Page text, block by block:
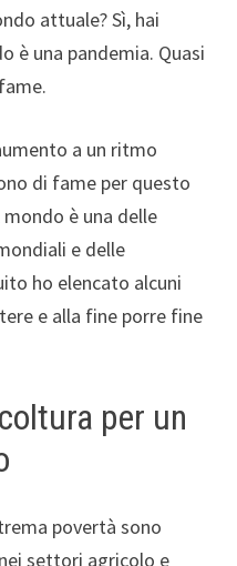
attuale? Sì, hai
è una pandemia. Quasi
a un ritmo
di fame per questo
è una delle
e delle
ho elencato alcuni
e alla fine porre fine
per un
povertà sono
settori agricolo e